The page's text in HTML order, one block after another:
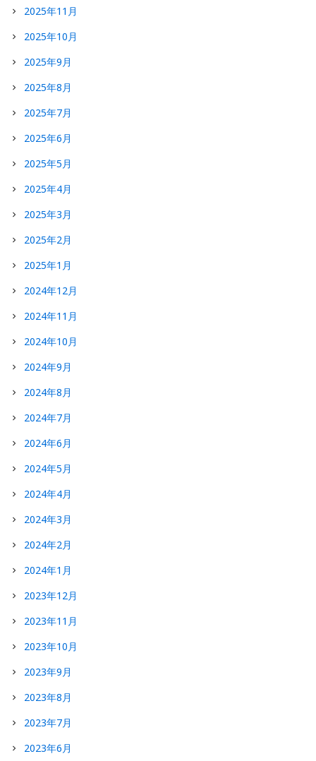
2025年11月
2025年10月
2025年9月
2025年8月
2025年7月
2025年6月
2025年5月
2025年4月
2025年3月
2025年2月
2025年1月
2024年12月
2024年11月
2024年10月
2024年9月
2024年8月
2024年7月
2024年6月
2024年5月
2024年4月
2024年3月
2024年2月
2024年1月
2023年12月
2023年11月
2023年10月
2023年9月
2023年8月
2023年7月
2023年6月